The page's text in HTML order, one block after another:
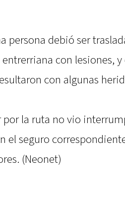
persona debió ser
con lesiones,
con algunas
la ruta no vio
el seguro
(Neonet)